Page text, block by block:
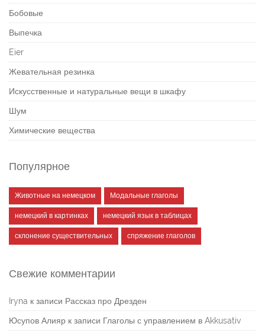
Бобовые
Выпечка
Eier
Жевательная резинка
Искусственные и натуральные вещи в шкафу
Шум
Химические вещества
Популярное
Животные на немецком Модальные глаголы
немецкий в картинках немецкий язык в таблицах
склонение существительных спряжение глаголов
Свежие комментарии
Iryna к записи Рассказ про Дрезден
Юсупов Алияр к записи Глаголы с управлением в Akkusativ